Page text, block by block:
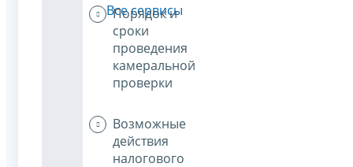
Порядок и
сроки
проведения
камеральной
проверки
Возможные
действия
налогового
Все сервисы